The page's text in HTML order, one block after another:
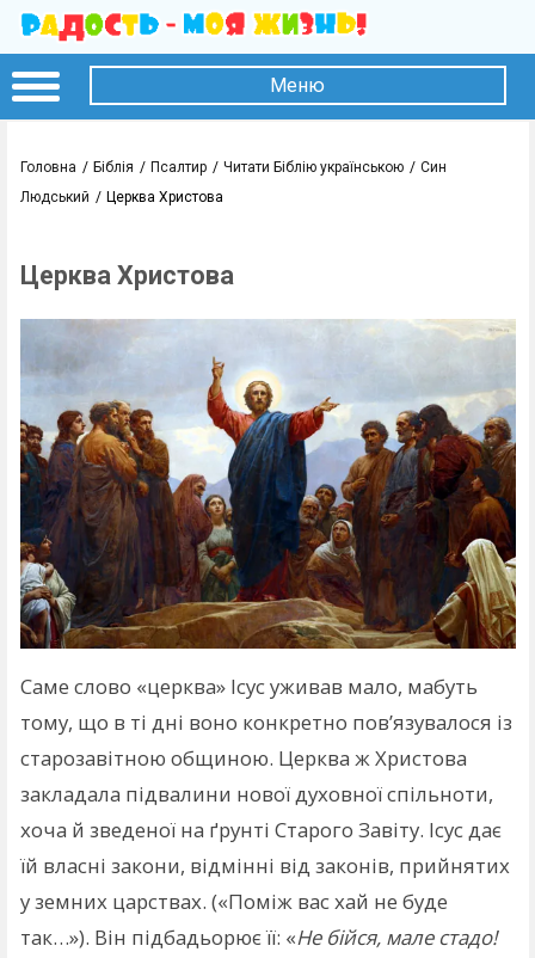
Меню
Головна Біблія Псалтир Читати Біблію українською
Син
Людський
Церква Христова
Церква Христова
Саме слово «церква» Ісус уживав мало, мабуть
тому, що в ті дні воно конкретно пов’язувалося із
старозавітною общиною. Церква ж Христова
закладала підвалини нової духовної спільноти,
хоча й зведеної на ґрунті Старого Завіту. Ісус дає
їй власні закони, відмінні від законів, прийнятих
у земних царствах. («Поміж вас хай не буде
так…»). Він підбадьорює її: «Не бійся, мале стадо!